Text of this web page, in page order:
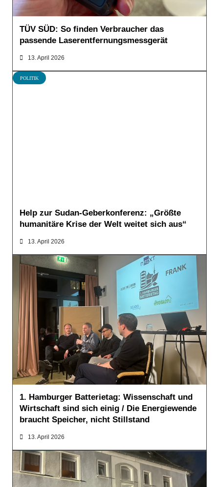
TÜV SÜD: So finden Verbraucher das
passende Laserentfernungsmessgerät
13. April 2026
POLITIK
Help zur Sudan-Geberkonferenz: „Größte
humanitäre Krise der Welt weitet sich aus“
13. April 2026
1. Hamburger Batterietag: Wissenschaft und
Wirtschaft sind sich einig / Die Energiewende
braucht Speicher, nicht Stillstand
13. April 2026
MELDUNGEN